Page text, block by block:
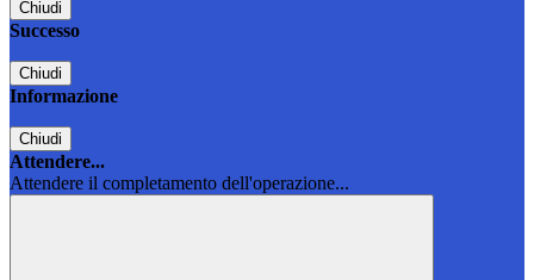
Chiudi
Successo
Chiudi
Informazione
Chiudi
Attendere...
Attendere il completamento dell'operazione...